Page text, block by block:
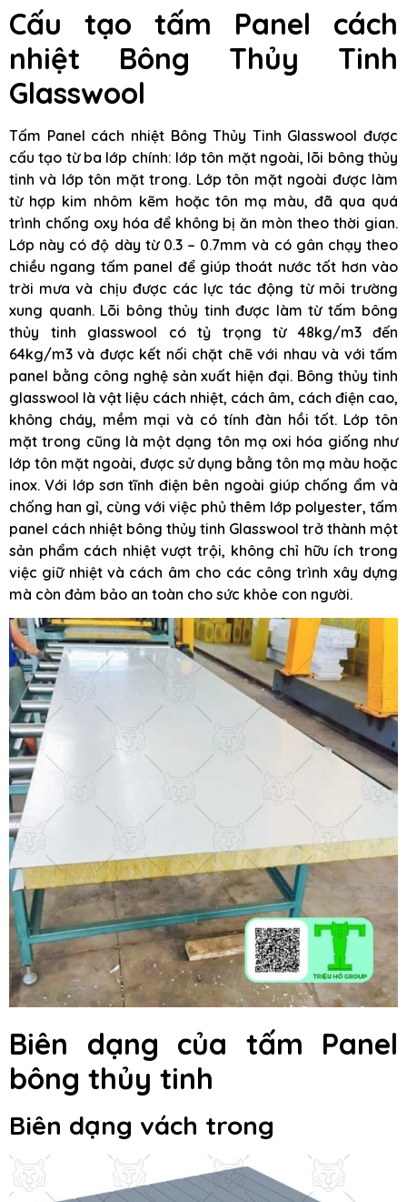
Cấu tạo tấm Panel cách
nhiệt Bông Thủy Tinh
Glasswool
Tấm Panel cách nhiệt Bông Thủy Tinh Glasswool được
cấu tạo từ ba lớp chính: lớp tôn mặt ngoài, lõi bông thủy
tinh và lớp tôn mặt trong. Lớp tôn mặt ngoài được làm
từ hợp kim nhôm kẽm hoặc tôn mạ màu, đã qua quá
trình chống oxy hóa để không bị ăn mòn theo thời gian.
Lớp này có độ dày từ 0.3 – 0.7mm và có gân chạy theo
chiều ngang tấm panel để giúp thoát nước tốt hơn vào
trời mưa và chịu được các lực tác động từ môi trường
xung quanh. Lõi bông thủy tinh được làm từ tấm bông
thủy tinh glasswool có tỷ trọng từ 48kg/m3 đến
64kg/m3 và được kết nối chặt chẽ với nhau và với tấm
panel bằng công nghệ sản xuất hiện đại. Bông thủy tinh
glasswool là vật liệu cách nhiệt, cách âm, cách điện cao,
không cháy, mềm mại và có tính đàn hồi tốt. Lớp tôn
mặt trong cũng là một dạng tôn mạ oxi hóa giống như
lớp tôn mặt ngoài, được sử dụng bằng tôn mạ màu hoặc
inox. Với lớp sơn tĩnh điện bên ngoài giúp chống ẩm và
chống han gỉ, cùng với việc phủ thêm lớp polyester, tấm
panel cách nhiệt bông thủy tinh Glasswool trở thành một
sản phẩm cách nhiệt vượt trội, không chỉ hữu ích trong
việc giữ nhiệt và cách âm cho các công trình xây dựng
mà còn đảm bảo an toàn cho sức khỏe con người.
Biên dạng của tấm Panel
bông thủy tinh
Biên dạng vách trong